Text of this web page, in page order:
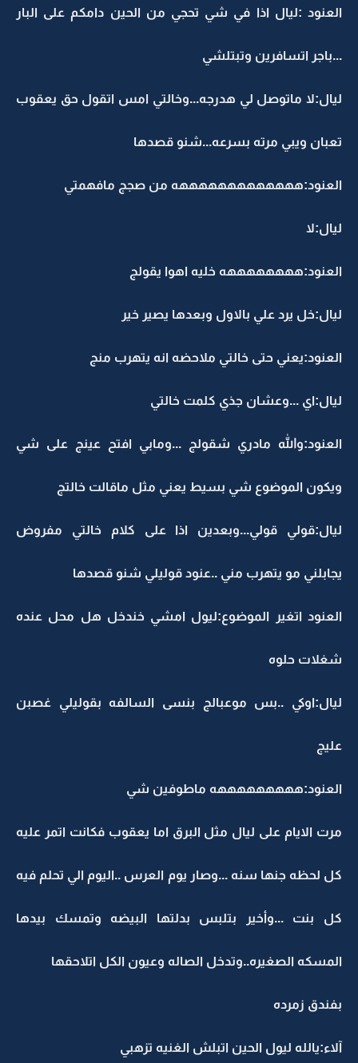
العنود :ليال اذا في شي تحجي من الحين دامكم على البار
...باجر اتسافرين وتبتلشي
ليال:لا ماتوصل لي هدرجه...وخالتي امس اتقول حق يعقوب
تعبان ويبي مرته بسرعه...شنو قصدها
العنود:هههههههههههههه من صجج مافهمتي
ليال:لا
العنود:ههههههههه خليه اهوا يقولج
ليال:خل يرد علي بالاول وبعدها يصير خير
العنود:يعني حتى خالتي ملاحضه انه يتهرب منج
ليال:اي ...وعشان جذي كلمت خالتي
العنود:والله مادري شقولج ...ومابي افتح عينج على شي
ويكون الموضوع شي بسيط يعني مثل ماقالت خالتج
ليال:قولي قولي...وبعدين اذا على كلام خالتي مفروض
يجابلني مو يتهرب مني ..عنود قوليلي شنو قصدها
العنود اتغير الموضوع:ليول امشي خندخل هل محل عنده
شغلات حلوه
ليال:اوكي ..بس موعبالج بنسى السالفه بقوليلي غصبن
عليج
العنود:هههههههههه ماطوفين شي
مرت الايام على ليال مثل البرق اما يعقوب فكانت اتمر عليه
كل لحظه جنها سنه ...وصار يوم العرس ..اليوم الي تحلم فيه
كل بنت ...وأخير بتلبس بدلتها البيضه وتمسك بيدها
المسكه الصغيره..وتدخل الصاله وعيون الكل اتلاحقها
بفندق زمرده
آلاء:يالله ليول الحين اتبلش الغنيه تزهبي